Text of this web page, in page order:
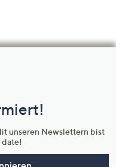
unseren Newslettern bist
date!